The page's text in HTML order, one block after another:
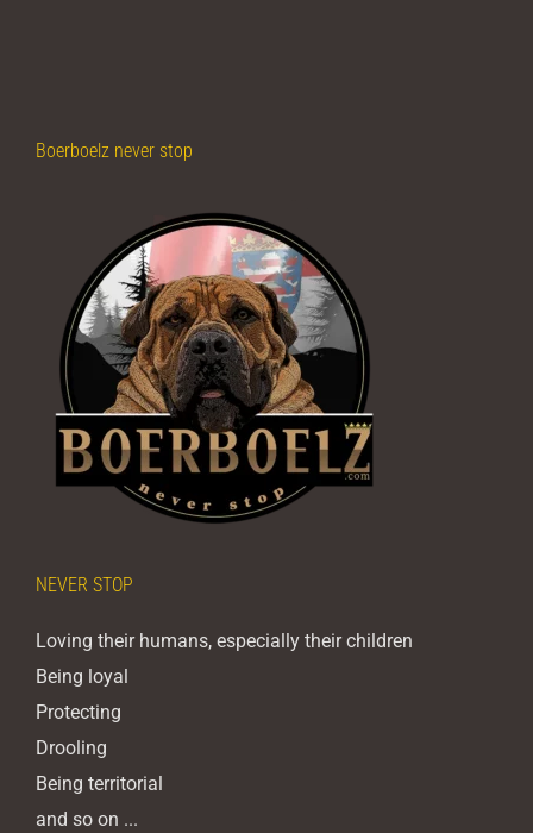
Boerboelz never stop
NEVER STOP
Loving their humans, especially their children
Being loyal
Protecting
Drooling
Being territorial
and so on ...